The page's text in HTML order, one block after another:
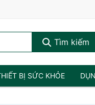
Tìm kiếm
BỊ SỨC KHỎE